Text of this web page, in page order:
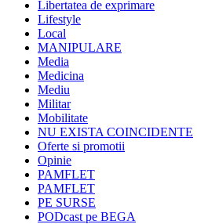
Libertatea de exprimare
Lifestyle
Local
MANIPULARE
Media
Medicina
Mediu
Militar
Mobilitate
NU EXISTA COINCIDENTE
Oferte si promotii
Opinie
PAMFLET
PAMFLET
PE SURSE
PODcast pe BEGA